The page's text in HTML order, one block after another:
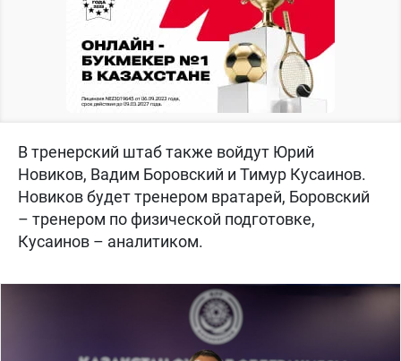
В тренерский штаб также войдут Юрий
Новиков, Вадим Боровский и Тимур Кусаинов.
Новиков будет тренером вратарей, Боровский
– тренером по физической подготовке,
Кусаинов – аналитиком.